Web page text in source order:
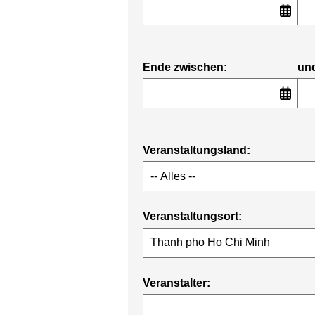
Ende zwischen:
Veranstaltungsland:
Veranstaltungsort:
Veranstalter: